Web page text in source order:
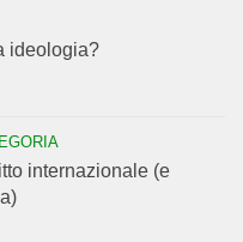
ideologia?
internazionale (e